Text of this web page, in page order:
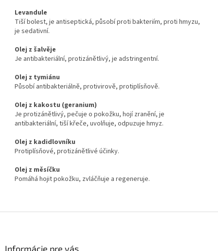
Levandule
Tiší bolest, je antiseptická, působí proti bakteriím, proti hmyzu,
je sedativní.
Olej z šalvěje
Je antibakteriální, protizánětlivý, je adstringentní.
Olej z tymiánu
Působí antibakteriálně, protivirově, protiplísňově.
Olej z kakostu (geranium)
Je protizánětlivý, pečuje o pokožku, hojí zranění, je
antibakteriální, tiší křeče, uvolňuje, odpuzuje hmyz.
Olej z kadidlovníku
Protiplísňové, protizánětlivé účinky.
Olej z měsíčku
Pomáhá hojit pokožku, zvláčňuje a regeneruje.
Informácie pre vás